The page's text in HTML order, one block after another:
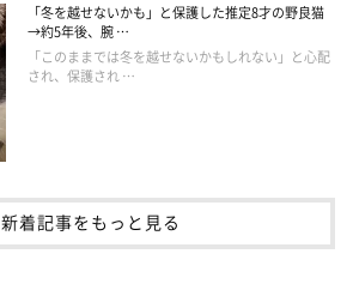
「冬を越せないかも」と保護した推定8才の野良猫
→約5年後、腕 …
「このままでは冬を越せないかもしれない」と心配
され、保護され …
新着記事をもっと見る